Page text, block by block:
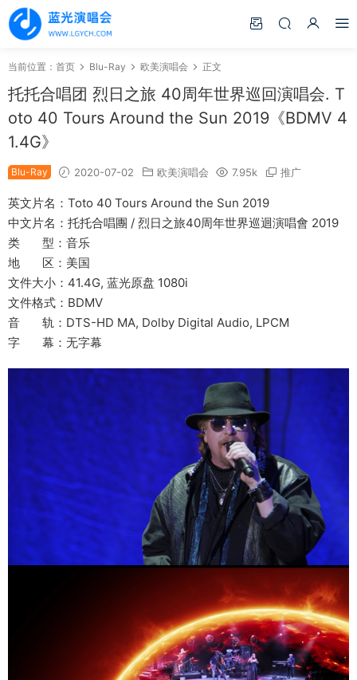
当前位置： 首页 Blu-Ray 欧美演唱会 正文
托托合唱团 烈日之旅 40周年世界巡回演唱会. T
oto 40 Tours Around the Sun 2019《BDMV 4
1.4G》
Blu-Ray 2020-07-02 欧美演唱会 7.95k 推广
英文片名：Toto 40 Tours Around the Sun 2019
中文片名：托托合唱團 / 烈日之旅40周年世界巡迴演唱會 2019
类 型：音乐
地 区：美国
文件大小：41.4G, 蓝光原盘 1080i
文件格式：BDMV
音 轨：DTS-HD MA, Dolby Digital Audio, LPCM
字 幕：无字幕